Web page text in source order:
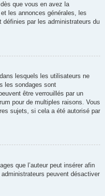
que vous en avez la
les annonces générales, les
par les administrateurs du
lesquels les utilisateurs ne
les sondages sont
être verrouillés par un
pour de multiples raisons. Vous
sujets, si cela a été autorisé par
que l’auteur peut insérer afin
peuvent désactiver